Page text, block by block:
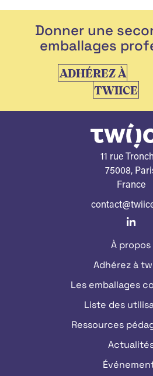
Donner une
emballages
ADHÉREZ À
TWIICE
11 rue
75008,
France
À propos
Adhérez à
Les emballages
Liste des
Ressources